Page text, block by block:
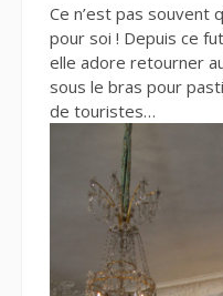
Ce n’est pas souvent
pour soi ! Depuis ce
elle adore retourner
sous le bras pour
de touristes…